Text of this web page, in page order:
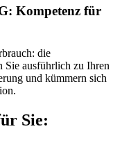
Kompetenz für
die
Sie ausführlich zu Ihren
und kümmern sich
Sie: